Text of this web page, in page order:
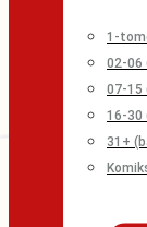
1-
02-06
07-15
16-30
31+